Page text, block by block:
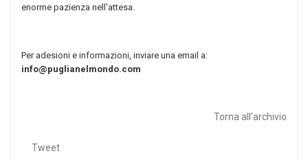
enorme pazienza nell'attesa.
Per adesioni e informazioni, inviare una email a:
info@puglianelmondo.com
Torna all'archivio
Tweet